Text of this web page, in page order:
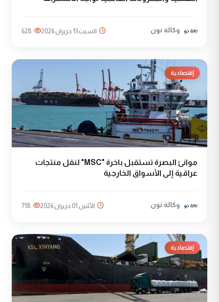
وكالة نون السبت 13 حزيران 2026 628
إقتصادية
موانئ البصرة تستقبل باخرة "MSC" لنقل منتجات
عراقية إلى الأسواق الخارجية
وكالة نون الأثنين 01 حزيران 2026 718
إقتصادية